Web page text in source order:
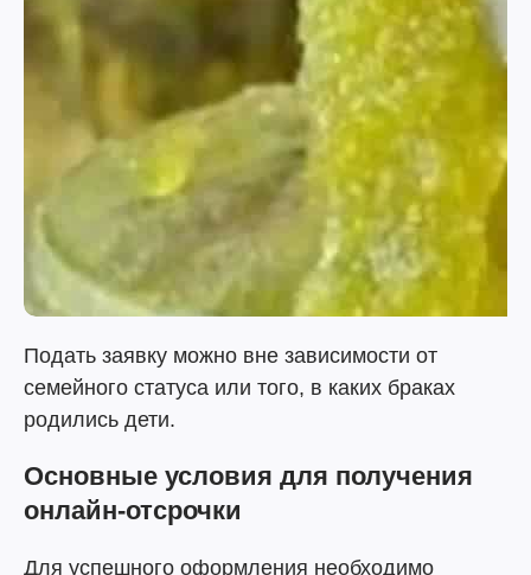
Подать заявку можно вне зависимости от
семейного статуса или того, в каких браках
родились дети.
Основные условия для получения
онлайн-отсрочки
Для успешного оформления необходимо